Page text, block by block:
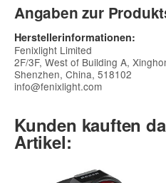
Angaben zur
Herstellerinformationen:
Fenixlight Limited
2F/3F, West of Building A,
Shenzhen, China, 518102
info@fenixlight.com
Kunden kauften
Artikel: